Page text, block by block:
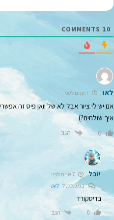
10
לאו
אם יש לי ציור אבל לא של וואן פיס זה
איך שולחים?)
0 הגב
יובל
בתגובה ללאו
בדיסקורד
0 הגב